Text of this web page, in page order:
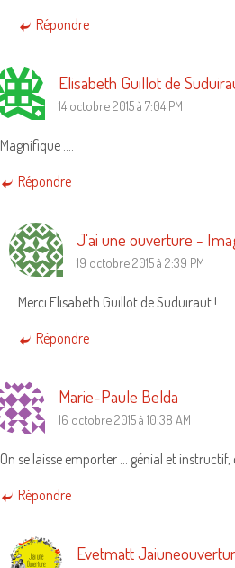
Répondre
Elisabeth Guillot de
14 octobre 2015 à 7:04 PM
Magnifique ….
Répondre
J'ai une ouverture -
19 octobre 2015 à 2:39 PM
Merci Elisabeth Guillot de Suduiraut !
Répondre
Marie-Paule Belda
16 octobre 2015 à 10:38 AM
On se laisse emporter … génial et instructif,
Répondre
Evetmatt